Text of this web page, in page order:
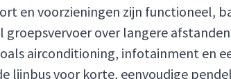
en voorzieningen zijn functioneel,
over langere
airconditioning, infotainment en
lijnbus voor korte, eenvoudige